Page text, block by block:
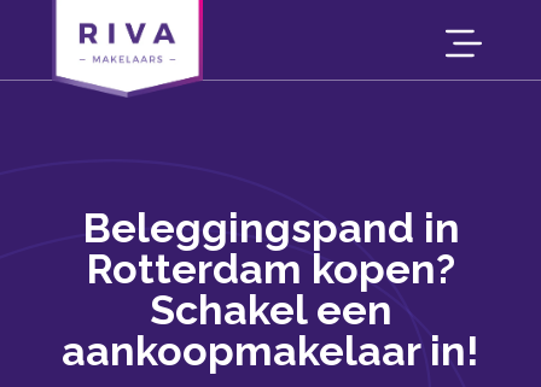
Beleggingspand in
Rotterdam kopen?
Schakel een
aankoopmakelaar in!